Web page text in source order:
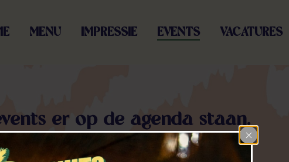
MENU IMPRESSIE EVENTS VACATURES
er op de agenda staan.